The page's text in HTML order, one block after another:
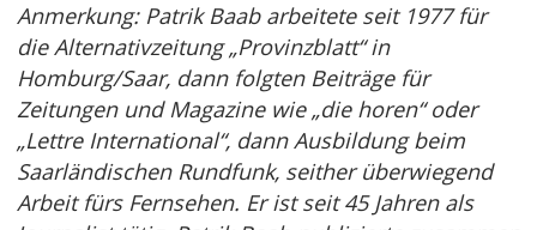
Anmerkung: Patrik Baab arbeitete seit 1977 für
die Alternativzeitung „Provinzblatt“ in
Homburg/Saar, dann folgten Beiträge für
Zeitungen und Magazine wie „die horen“ oder
„Lettre International“, dann Ausbildung beim
Saarländischen Rundfunk, seither überwiegend
Arbeit fürs Fernsehen. Er ist seit 45 Jahren als